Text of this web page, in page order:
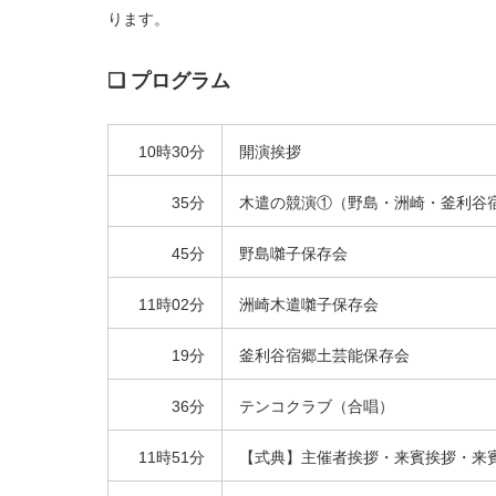
ります。
❑ プログラム
10時30分 開演挨拶
35分 木遣の競演①（野島・洲崎・釜利谷
45分 野島囃子保存会
11時02分 洲崎木遣囃子保存会
19分 釜利谷宿郷土芸能保存会
36分 テンコクラブ（合唱）
11時51分 【式典】主催者挨拶・来賓挨拶・来